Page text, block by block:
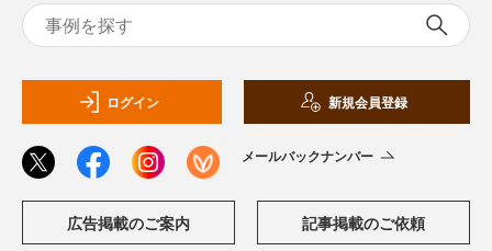
ログイン 新規会員登録
メールバックナンバー
広告掲載のご案内 記事掲載のご依頼